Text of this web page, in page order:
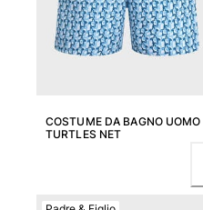
COSTUME DA BAGNO UOMO
TURTLES NET